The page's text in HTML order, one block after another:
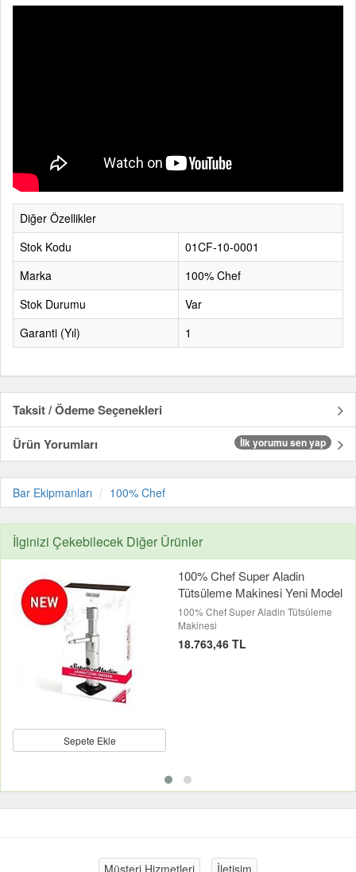
Diğer Özellikler
Stok Kodu
01CF-10-0001
Marka
100% Chef
Stok Durumu
Var
Garanti (Yıl)
1
Taksit / Ödeme Seçenekleri
Ürün Yorumları
İlk yorumu sen yap
Bar Ekipmanları 100% Chef
İlginizi Çekebilecek Diğer Ürünler
Sepete Ekle
100% Chef Super Aladin
Tütsüleme Makinesi Yeni Model
100% Chef Super Aladin Tütsüleme
Makinesi
18.763,46 TL
Müşteri Hizmetleri İletişim